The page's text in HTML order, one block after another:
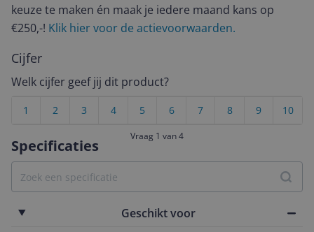
Specificaties
Geschikt voor
keuze te maken én maak je iedere maand kans op
€250,-! Klik hier voor de actievoorwaarden.
Cijfer
Welk cijfer geef jij dit product?
10
9
8
7
6
5
4
3
2
1
Vraag 1 van 4